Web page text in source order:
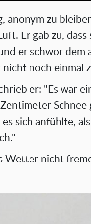
V
i
d
e
o
anonym zu
Er gab zu,
er schwor dem
noch einmal
er: "Es war
Schnee
sich anfühlte,
Wetter nicht